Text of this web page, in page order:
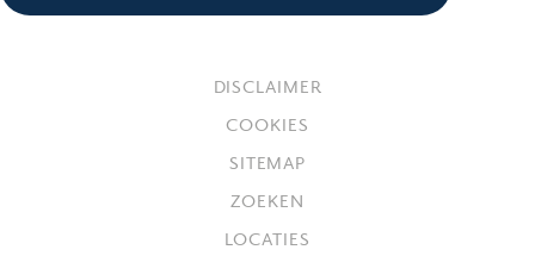
DISCLAIMER
COOKIES
SITEMAP
ZOEKEN
LOCATIES